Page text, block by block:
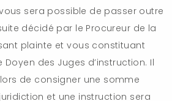
sera possible de passer outre
décidé par le Procureur de la
plainte et vous constituant
des Juges d’instruction. Il
de consigner une somme
et une instruction sera